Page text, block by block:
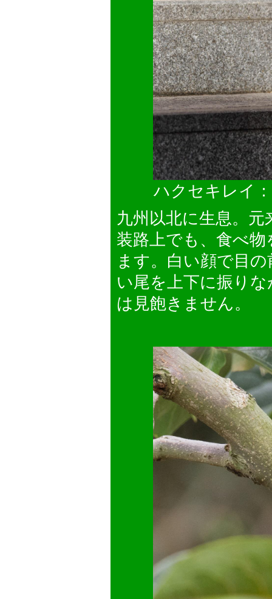
ハクセキレイ
九州以北に生息。
装路上でも、食べ
ます。白い顔で目
い尾を上下に振り
は見飽きません。